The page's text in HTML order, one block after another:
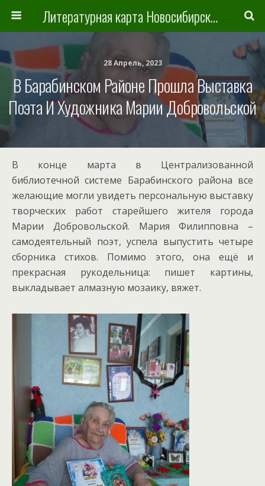
Литературная карта Новосибирска и Новосибирской области
28 Апрель, 2023
В Барабинском Районе Прошла Выставка
Поэта И Художника Марии Добровольской
В конце марта в Централизованной
библиотечной системе Барабинского района все
желающие могли увидеть персональную выставку
творческих работ старейшего жителя города
Марии Добровольской. Мария Филипповна –
самодеятельный поэт, успела выпустить четыре
сборника стихов. Помимо этого, она ещё и
прекрасная рукодельница: пишет картины,
выкладывает алмазную мозаику, вяжет.